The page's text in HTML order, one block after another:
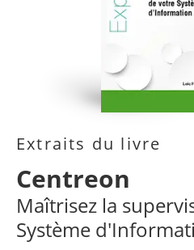
Extraits du livre
Centreon
Maîtrisez la
Système